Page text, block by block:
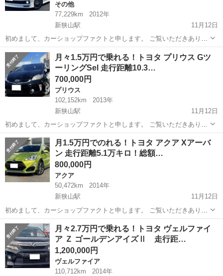
その他
77,229km
2012年
新狭山駅
11月12日
初めまして、カーショップファクトと申します。 ご覧いただきありが
とうございます！ こちらのスペイドは、特に大きな不具合等はないお
車です🚙 また距離も7.8万キロとまだまだ走るお車となります！ フィ
ットは荷室はしっかり...
埼玉 狭山市 新狭山駅 その他
月々1.5万円で乗れる！トヨタ プリウス Gツ
ーリングSel 走行距離10.3…
700,000円
プリウス
102,152km
2013年
新狭山駅
11月12日
初めまして、カーショップファクトと申します。 ご覧いただきありが
とうございます！ こちらのプリウスは、特に大きな不具合等はないお
車です🚙 また距離も10.3万キロとまだまだ走るお車となります！ プリ
ウスの最大の特徴は...
埼玉 狭山市 新狭山駅 プリウス 車両
月1.5万円でのれる！トヨタ アクア Xアーバ
ン 走行距離5.1万キロ！総額…
800,000円
アクア
50,472km
2014年
新狭山駅
11月12日
初めまして、カーショップファクトと申します。 ご覧いただきありが
とうございます！ こちらのアクアは、特に大きな不具合等はないお車
です🚙 また距離も5.1万キロとまだまだ走るお車となります！ アクア
の最大の特徴は何と言...
埼玉 狭山市 新狭山駅 アクア
月々2.7万円で乗れる！トヨタ ヴェルファイ
ア Ｚ ゴールデンアイズⅡ 走行距…
1,200,000円
ヴェルファイア
110,712km
2014年